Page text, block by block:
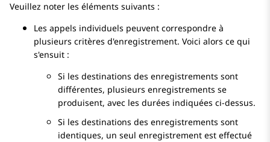
Veuillez noter les éléments suivants :
Les appels individuels peuvent correspondre à
plusieurs critères d'enregistrement. Voici alors ce qui
s'ensuit :
Si les destinations des enregistrements sont
différentes, plusieurs enregistrements se
produisent, avec les durées indiquées ci-dessus.
Si les destinations des enregistrements sont
identiques, un seul enregistrement est effectué